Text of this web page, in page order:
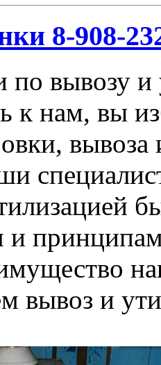
8-908-
вывозу и
к нам, вы
вывоза
и
вывоз и